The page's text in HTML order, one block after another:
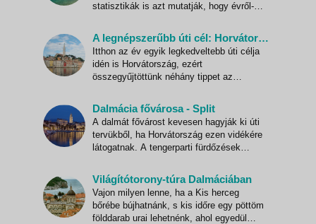
statisztikák is azt mutatják, hogy évről-
száma. Vajon mi teszi olyan vonzóvá
számunkra az ezer sziget országát?
Magyarország és Horvátország több mint
800 éves közös történelemre tekint v
A legnépszerűbb úti cél: Horvátország
Itthon az év egyik legkedveltebb úti célja
idén is Horvátország, ezért
összegyűjtöttünk néhány tippet az
valóban felhőtlen és gondtalan legyen, és
a mindennapi stresszt végre tényleg
sikerüljön otthon hagyni. Egy külföldi
nyaralás megszervezése sok tervezéssel
és
Dalmácia fővárosa - Split
A dalmát fővárost kevesen hagyják ki úti
tervükből, ha Horvátország ezen vidékére
látogatnak. A tengerparti fürdőzések
elidőzni a város római kori emlékei között,
és a mediterrán hangulatot árasztó szűk
sikátorok barátságos kávézóiban,
éttermeiben. 1700 éves
Világítótorony-túra Dalmáciában
Vajon milyen lenne, ha a Kis herceg
bőrébe bújhatnánk, s kis időre egy pöttöm
földdarab urai lehetnénk, ahol egyedül